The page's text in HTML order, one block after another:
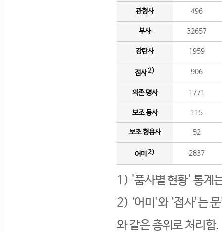
관형사 496
부사 32657
감탄사 1959
접사2) 906
의존 명사 1771
보조 동사 115
보조 형용사 52
어미 2) 2837
1) '품사별 현황' 통계
2) ‘어미’와 ‘접사’는
와 같은 층위로 처리함.